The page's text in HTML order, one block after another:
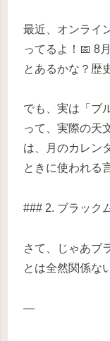
最近、オンライ
ってるよ！📅 8
とあるかな？歴
でも、実は「ブ
って、実際の天
は、月のカレン
ときに使われる
### 2. ブラック
さて、じゃあブ
とは全然関係な
—